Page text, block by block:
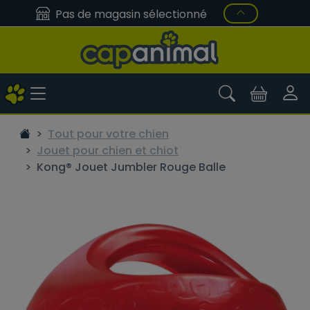
Pas de magasin sélectionné
Tout pour votre chien
Jouet pour chien et chiot
Kong® Jouet Jumbler Rouge Balle